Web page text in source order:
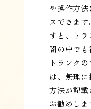
や操作方
スできま
すと、ト
闇の中で
トランク
は、無理
方法が記
お勧めし